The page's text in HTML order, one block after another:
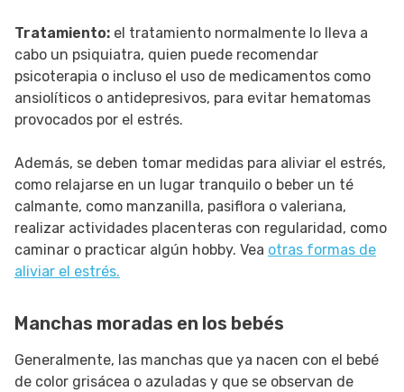
Tratamiento: el tratamiento normalmente lo lleva a
cabo un psiquiatra, quien puede recomendar
psicoterapia o incluso el uso de medicamentos como
ansiolíticos o antidepresivos, para evitar hematomas
provocados por el estrés.
Además, se deben tomar medidas para aliviar el estrés,
como relajarse en un lugar tranquilo o beber un té
calmante, como manzanilla, pasiflora o valeriana,
realizar actividades placenteras con regularidad, como
caminar o practicar algún hobby. Vea otras formas de
aliviar el estrés.
Manchas moradas en los bebés
Generalmente, las manchas que ya nacen con el bebé
de color grisácea o azuladas y que se observan de